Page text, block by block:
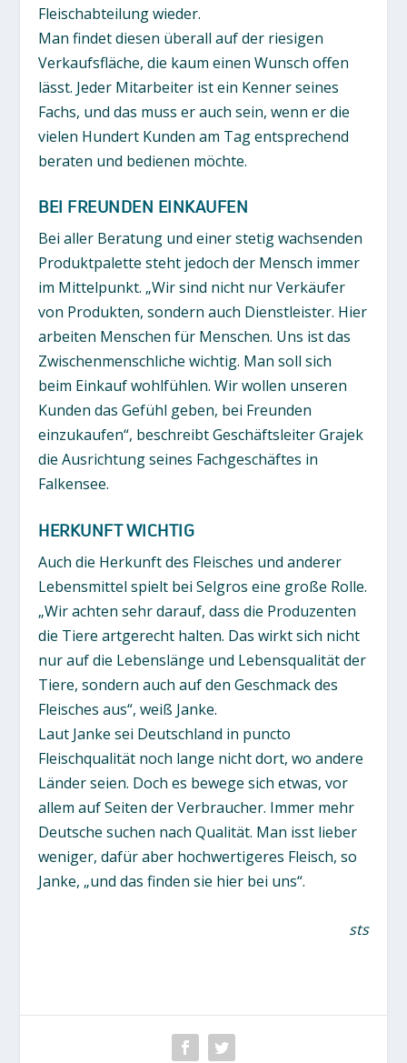
Fleischabteilung wieder.
Man findet diesen überall auf der riesigen
Verkaufsfläche, die kaum einen Wunsch offen
lässt. Jeder Mitarbeiter ist ein Kenner seines
Fachs, und das muss er auch sein, wenn er die
vielen Hundert Kunden am Tag entsprechend
beraten und bedienen möchte.
BEI FREUNDEN EINKAUFEN
Bei aller Beratung und einer stetig wachsenden
Produktpalette steht jedoch der Mensch immer
im Mittelpunkt. „Wir sind nicht nur Verkäufer
von Produkten, sondern auch Dienstleister. Hier
arbeiten Menschen für Menschen. Uns ist das
Zwischenmenschliche wichtig. Man soll sich
beim Einkauf wohlfühlen. Wir wollen unseren
Kunden das Gefühl geben, bei Freunden
einzukaufen“, beschreibt Geschäftsleiter Grajek
die Ausrichtung seines Fachgeschäftes in
Falkensee.
HERKUNFT WICHTIG
Auch die Herkunft des Fleisches und anderer
Lebensmittel spielt bei Selgros eine große Rolle.
„Wir achten sehr darauf, dass die Produzenten
die Tiere artgerecht halten. Das wirkt sich nicht
nur auf die Lebenslänge und Lebensqualität der
Tiere, sondern auch auf den Geschmack des
Fleisches aus“, weiß Janke.
Laut Janke sei Deutschland in puncto
Fleischqualität noch lange nicht dort, wo andere
Länder seien. Doch es bewege sich etwas, vor
allem auf Seiten der Verbraucher. Immer mehr
Deutsche suchen nach Qualität. Man isst lieber
weniger, dafür aber hochwertigeres Fleisch, so
Janke, „und das finden sie hier bei uns“.
sts